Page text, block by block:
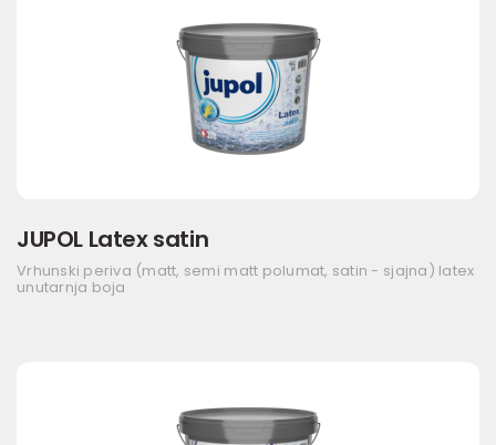
JUPOL Latex satin
Vrhunski periva (matt, semi matt polumat, satin - sjajna) latex
unutarnja boja